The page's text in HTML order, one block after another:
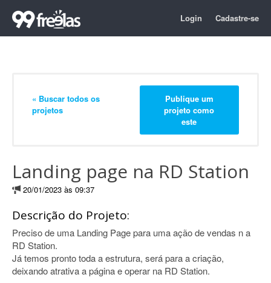
Login Cadastre-se
« Buscar todos os
projetos
Publique um
projeto como
este
Landing page na RD Station
20/01/2023 às 09:37
Descrição do Projeto:
Preciso de uma Landing Page para uma ação de vendas n a
RD Station.
Já temos pronto toda a estrutura, será para a criação,
deixando atrativa a página e operar na RD Station.